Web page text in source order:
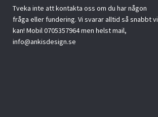
Tveka inte att kontakta oss om du har någon
fråga eller fundering. Vi svarar alltid så snabbt vi
kan! Mobil 0705357964 men helst mail,
info@ankisdesign.se